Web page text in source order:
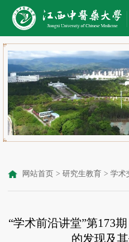
网站首页 > 研究生教育 > 学术
“学术前沿讲堂”第173
的发现及